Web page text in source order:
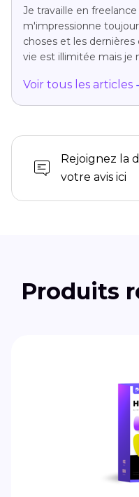
Je travaille en
m'impressionne
choses et les dernières
vie est illimitée mais je
Voir tous les articles
Rejoignez la
votre avis ici
Produits